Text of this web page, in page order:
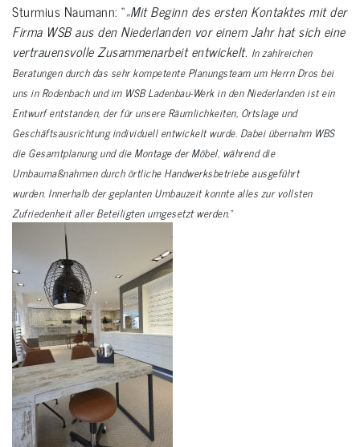
Sturmius Naumann: “„Mit Beginn des ersten Kontaktes mit der
Firma WSB aus den Niederlanden vor einem Jahr hat sich eine
vertrauensvolle Zusammenarbeit entwickelt. In zahlreichen
Beratungen durch das sehr kompetente Planungsteam um Herrn Dros bei
uns in Rodenbach und im WSB Ladenbau-Werk in den Niederlanden ist ein
Entwurf entstanden, der für unsere Räumlichkeiten, Ortslage und
Geschäftsausrichtung individuell entwickelt wurde. Dabei übernahm WBS
die Gesamtplanung und die Montage der Möbel, während die
Umbaumaßnahmen durch örtliche Handwerksbetriebe ausgeführt
wurden. Innerhalb der geplanten Umbauzeit konnte alles zur vollsten
Zufriedenheit aller Beteiligten umgesetzt werden.“